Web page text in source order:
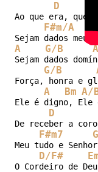
D
Ao que era, que
F#m/A
A G/B A
Sejam dados
G/B
Força, honra e
A Bm A/
Ele é digno, Ele
D
De receber a
F#m7 G
Meu tudo e Senhor
D/F#
O Cordeiro de